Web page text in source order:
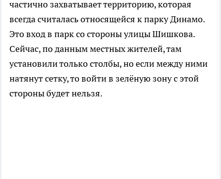
частично захватывает территорию, которая
всегда считалась относящейся к парку Динамо.
Это вход в парк со стороны улицы Шишкова.
Сейчас, по данным местных жителей, там
установили только столбы, но если между ними
натянут сетку, то войти в зелёную зону с этой
стороны будет нельзя.